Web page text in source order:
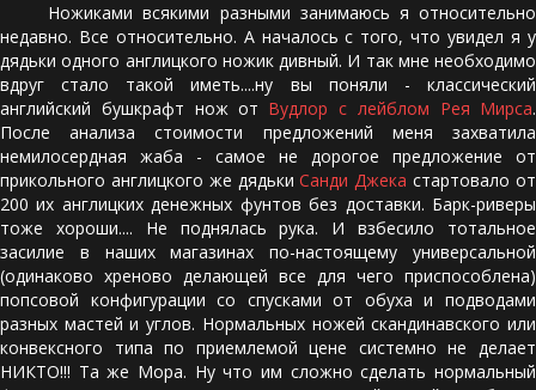
Ножиками всякими разными занимаюсь я относительно
недавно. Все относительно. А началось с того, что увидел я у
дядьки одного англицкого ножик дивный. И так мне необходимо
вдруг стало такой иметь....ну вы поняли - классический
английский бушкрафт нож отВудлор с лейблом Рея Мирса.
После анализа стоимости предложений меня захватила
немилосердная жаба - самое не дорогое предложение от
прикольного англицкого же дядькиСанди Джека стартовало от
200 их англицких денежных фунтов без доставки. Барк-риверы
тоже хороши.... Не поднялась рука. И взбесило тотальное
засилие в наших магазинах по-настоящему универсальной
(одинаково хреново делающей все для чего приспособлена)
попсовой конфигурации со спусками от обуха и подводами
разных мастей и углов. Нормальных ножей скандинавского или
конвексного типа по приемлемой цене системно не делает
НИКТО!!! Та же Мора. Ну что им сложно сделать нормальный